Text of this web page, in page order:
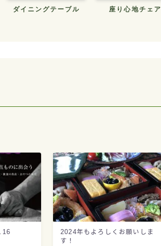
ダイニングテーブル 座り心地チェア
2024年もよろしくお願いしま
す！